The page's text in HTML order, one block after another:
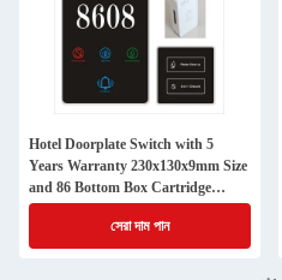
Hotel Doorplate Switch with 5
Years Warranty 230x130x9mm Size
and 86 Bottom Box Cartridge
Installation
সেরা দাম পান